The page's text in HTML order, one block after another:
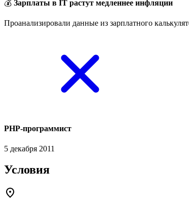
💰 Зарплаты в IT растут медленнее инфляции
Проанализировали данные из зарплатного
PHP-программист
5 декабря 2011
Условия